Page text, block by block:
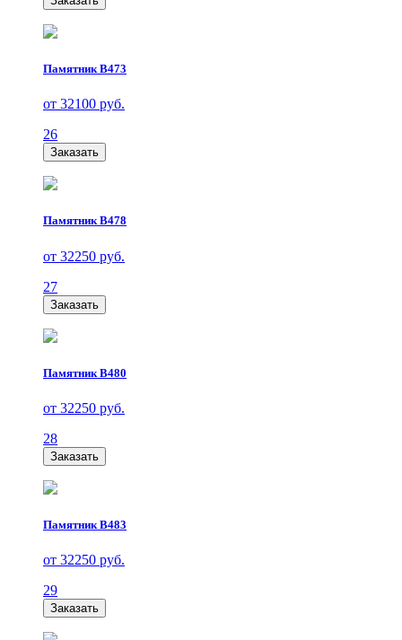
Памятник В473
от 32100 руб.
26
Заказать
Памятник В478
от 32250 руб.
27
Заказать
Памятник В480
от 32250 руб.
28
Заказать
Памятник В483
от 32250 руб.
29
Заказать